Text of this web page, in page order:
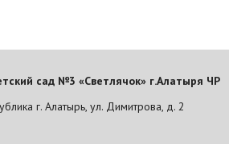
сад №3 «Светлячок» г.Алатыря ЧР
г. Алатырь, ул. Димитрова, д. 2